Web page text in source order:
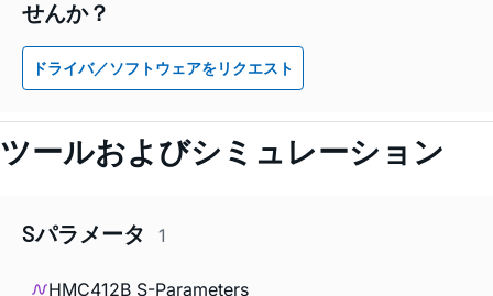
せんか？
ドライバ／ソフトウェアをリクエスト
ツールおよびシミュレーション
Sパラメータ 1
HMC412B S-Parameters